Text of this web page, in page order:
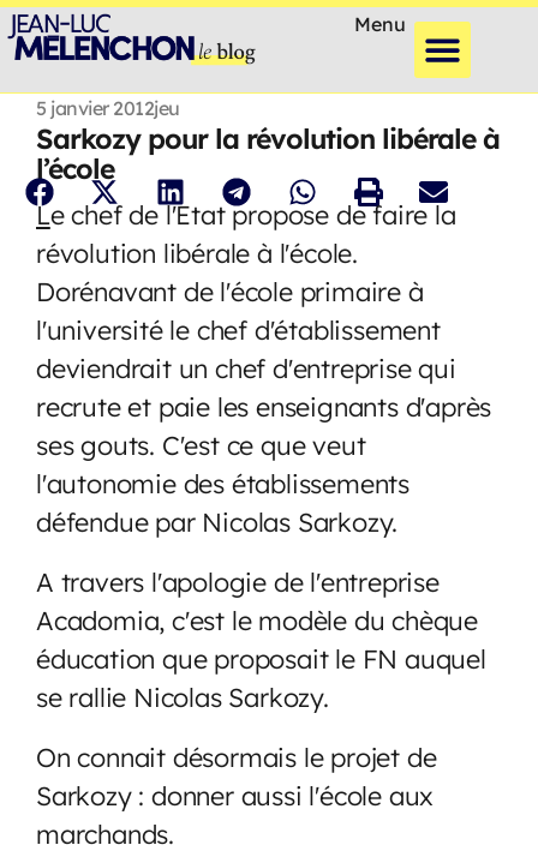
Menu
5 janvier 2012jeu
Sarkozy pour la révolution libérale à
l’école
Le chef de l'Etat propose de faire la
révolution libérale à l'école.
Dorénavant de l'école primaire à
l'université le chef d'établissement
deviendrait un chef d'entreprise qui
recrute et paie les enseignants d'après
ses gouts. C'est ce que veut
l'autonomie des établissements
défendue par Nicolas Sarkozy.
A travers l'apologie de l'entreprise
Acadomia, c'est le modèle du chèque
éducation que proposait le FN auquel
se rallie Nicolas Sarkozy.
On connait désormais le projet de
Sarkozy : donner aussi l'école aux
marchands.